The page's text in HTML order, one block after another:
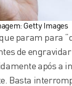
Getty Images
param para
de
após a
Basta